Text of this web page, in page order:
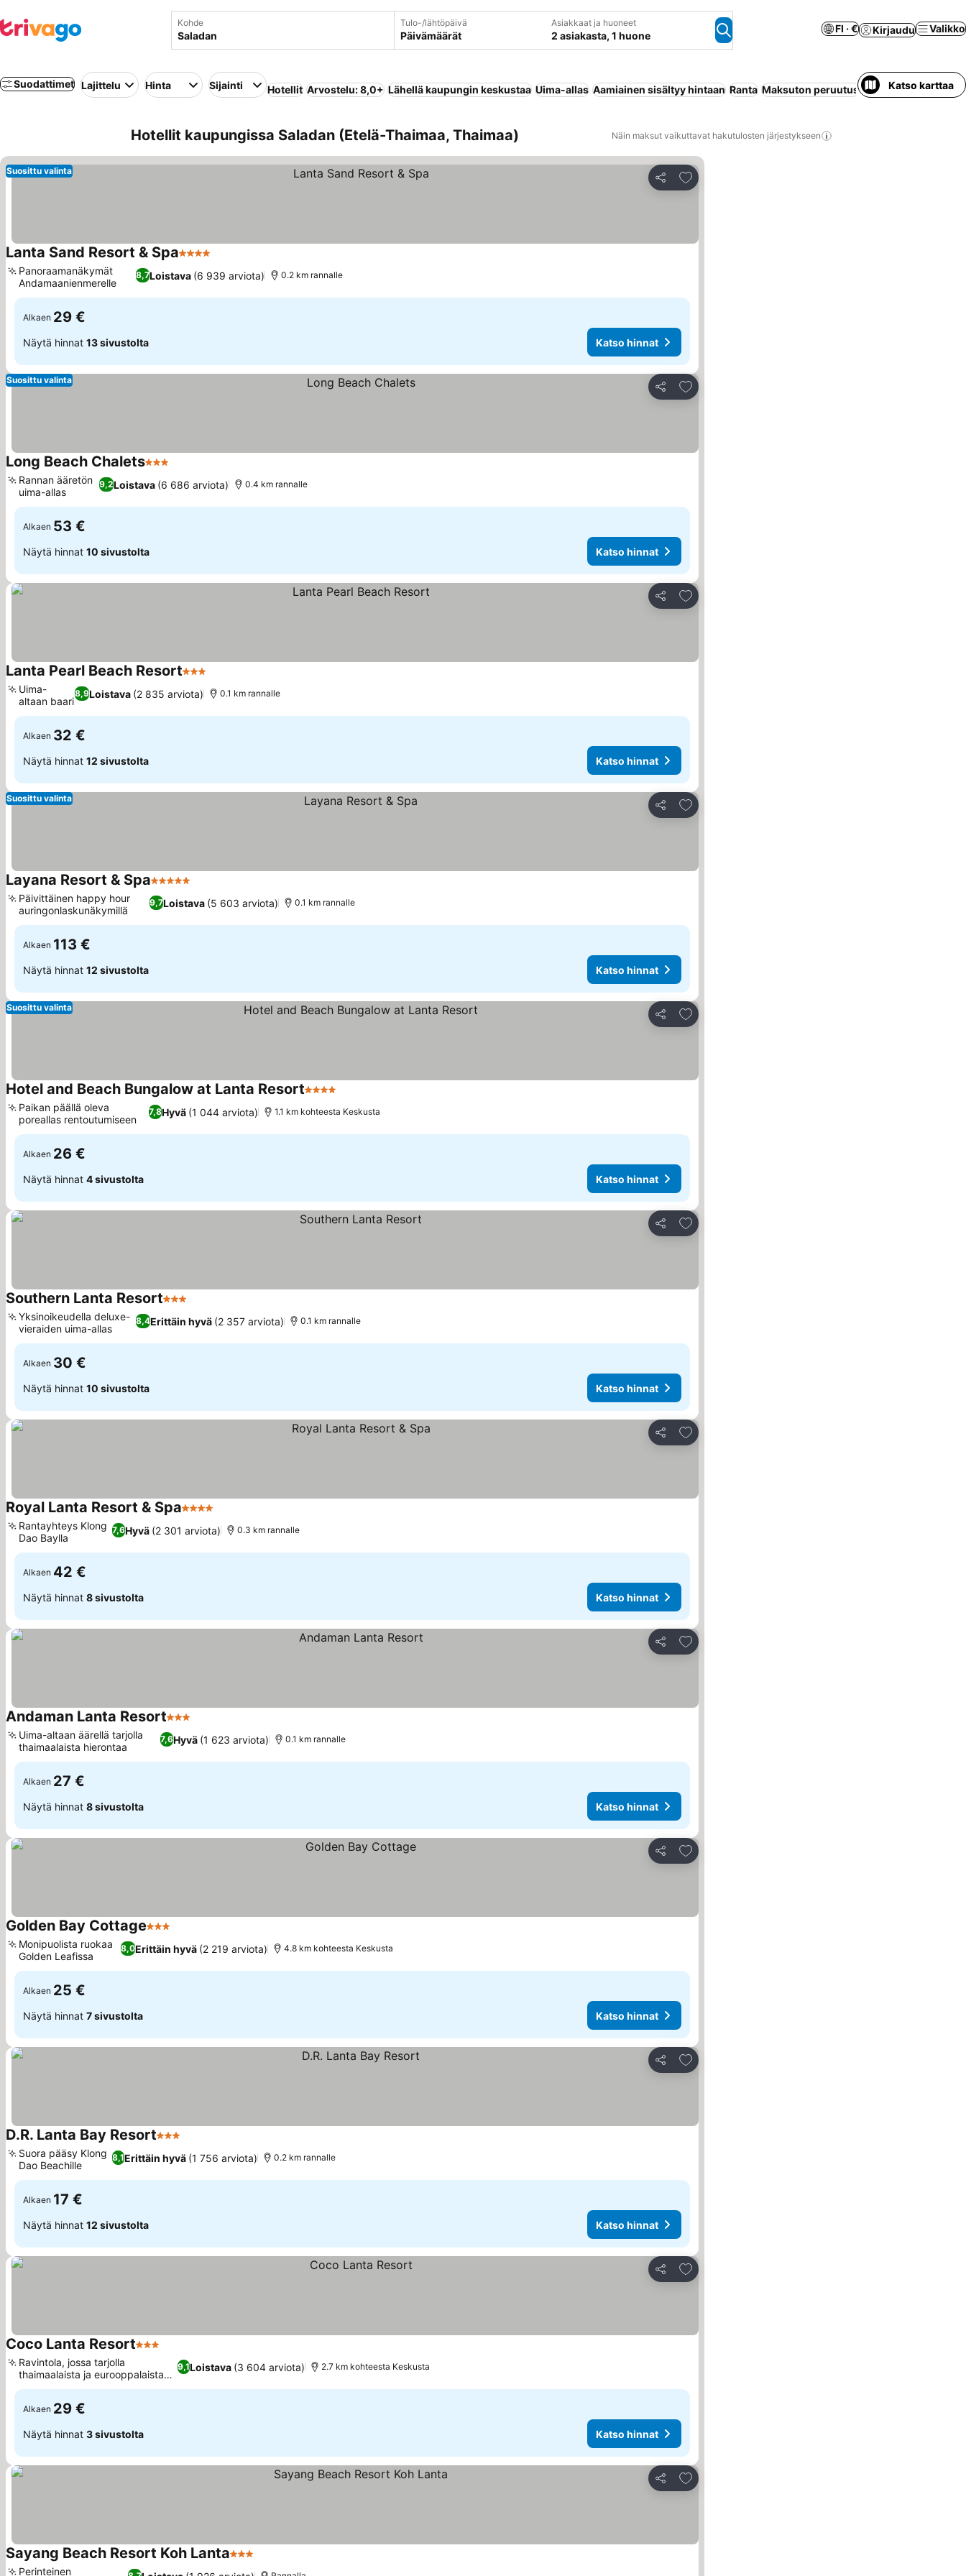
Kohde Tulo-/lähtöpäivä
Päivämäärät
Asiakkaat ja huoneet
2 asiakasta, 1 huone
FI · € Kirjaudu Valikko
Suodattimet Lajittelu Hinta Sijainti Hotellit Arvostelu: 8,0+ Lähellä kaupungin keskustaa Uima-allas Aamiainen sisältyy hintaan Ranta Maksuton peruutus Ilmastointi Wi-Fi
Katso karttaa
Hotellit kaupungissa Saladan (Etelä-Thaimaa, Thaimaa) Näin maksut vaikuttavat hakutulosten järjestykseen
Jaa
Lisää suosikkeihin
Suosittu valinta
Lanta Sand Resort & Spa4 Tähtiluokitus
8,7Loistava (6 939 arviota)
Panoraamanäkymät
Andamaanienmerelle
0.2 km rannalle
Alkaen 29 €
Näytä hinnat 13 sivustolta Katso hinnat
Jaa
Lisää suosikkeihin
Suosittu valinta
Long Beach Chalets3 Tähtiluokitus
9,2Loistava (6 686 arviota)
Rannan ääretön
uima-allas
0.4 km rannalle
Alkaen 53 €
Näytä hinnat 10 sivustolta Katso hinnat
Jaa
Lisää suosikkeihin
Lanta Pearl Beach Resort3 Tähtiluokitus
8,9Loistava (2 835 arviota)
Uima-
altaan baari
0.1 km rannalle
Alkaen 32 €
Näytä hinnat 12 sivustolta Katso hinnat
Jaa
Lisää suosikkeihin
Suosittu valinta
Layana Resort & Spa5 Tähtiluokitus
9,7Loistava (5 603 arviota)
Päivittäinen happy hour
auringonlaskunäkymillä
0.1 km rannalle
Alkaen 113 €
Näytä hinnat 12 sivustolta Katso hinnat
Jaa
Lisää suosikkeihin
Suosittu valinta
Hotel and Beach Bungalow at Lanta Resort4 Tähtiluokitus
7,8Hyvä (1 044 arviota)
Paikan päällä oleva
poreallas rentoutumiseen
1.1 km kohteesta Keskusta
Alkaen 26 €
Näytä hinnat 4 sivustolta Katso hinnat
Jaa
Lisää suosikkeihin
Southern Lanta Resort3 Tähtiluokitus
8,4Erittäin hyvä (2 357 arviota)
Yksinoikeudella deluxe-
vieraiden uima-allas
0.1 km rannalle
Alkaen 30 €
Näytä hinnat 10 sivustolta Katso hinnat
Jaa
Lisää suosikkeihin
Royal Lanta Resort & Spa4 Tähtiluokitus
7,6Hyvä (2 301 arviota)
Rantayhteys Klong
Dao Baylla
0.3 km rannalle
Alkaen 42 €
Näytä hinnat 8 sivustolta Katso hinnat
Jaa
Lisää suosikkeihin
Andaman Lanta Resort3 Tähtiluokitus
7,6Hyvä (1 623 arviota)
Uima-altaan äärellä tarjolla
thaimaalaista hierontaa
0.1 km rannalle
Alkaen 27 €
Näytä hinnat 8 sivustolta Katso hinnat
Jaa
Lisää suosikkeihin
Golden Bay Cottage3 Tähtiluokitus
8,0Erittäin hyvä (2 219 arviota)
Monipuolista ruokaa
Golden Leafissa
4.8 km kohteesta Keskusta
Alkaen 25 €
Näytä hinnat 7 sivustolta Katso hinnat
Jaa
Lisää suosikkeihin
D.R. Lanta Bay Resort3 Tähtiluokitus
8,1Erittäin hyvä (1 756 arviota)
Suora pääsy Klong
Dao Beachille
0.2 km rannalle
Alkaen 17 €
Näytä hinnat 12 sivustolta Katso hinnat
Jaa
Lisää suosikkeihin
Coco Lanta Resort3 Tähtiluokitus
9,1Loistava (3 604 arviota)
Ravintola, jossa tarjolla
thaimaalaista ja eurooppalaista
ruokaa
2.7 km kohteesta Keskusta
Alkaen 29 €
Näytä hinnat 3 sivustolta Katso hinnat
Jaa
Lisää suosikkeihin
Sayang Beach Resort Koh Lanta3 Tähtiluokitus
Perinteinen